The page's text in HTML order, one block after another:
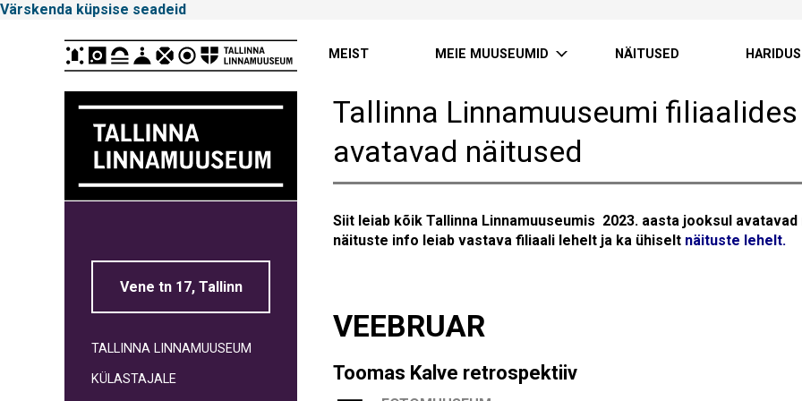
Värskenda küpsise seadeid
MEIST MEIE MUUSEUMID NÄITUSED HARIDUS
Vene tn 17, Tallinn
TALLINNA LINNAMUUSEUM
KÜLASTAJALE
Tallinna Linnamuuseumi
avatavad näitused
Siit leiab kõik Tallinna Linnamuuseumis 2023. aasta jooksul
näituste info leiab vastava filiaali lehelt ja ka ühiselt näituste lehelt.
VEEBRUAR
Toomas Kalve retrospektiiv